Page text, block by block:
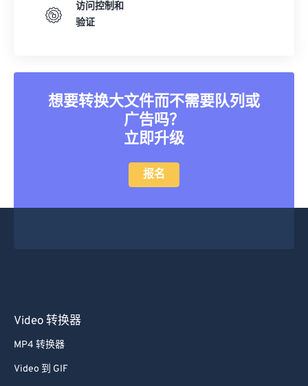
访问控制和
验证
想要转换大文件而不需要队列或
广告吗？
立即升级
报名
Video 转换器
MP4 转换器
Video 到 GIF